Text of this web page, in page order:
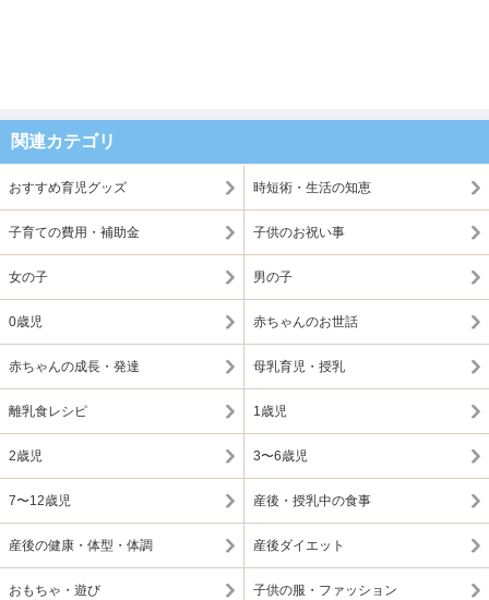
関連カテゴリ
おすすめ育児グッズ 時短術・生活の知恵
子育ての費用・補助金 子供のお祝い事
女の子 男の子
0歳児 赤ちゃんのお世話
赤ちゃんの成長・発達 母乳育児・授乳
離乳食レシピ 1歳児
2歳児 3〜6歳児
7〜12歳児 産後・授乳中の食事
産後の健康・体型・体調 産後ダイエット
おもちゃ・遊び 子供の服・ファッション